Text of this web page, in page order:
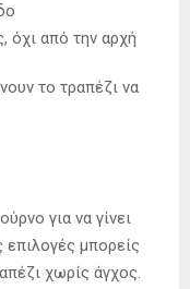
όχι από την αρχή
το τραπέζι να
για να γίνει
μπορείς
χωρίς άγχος.